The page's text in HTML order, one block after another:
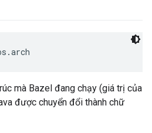
mà Bazel đang chạy (giá trị của
được chuyển đổi thành chữ